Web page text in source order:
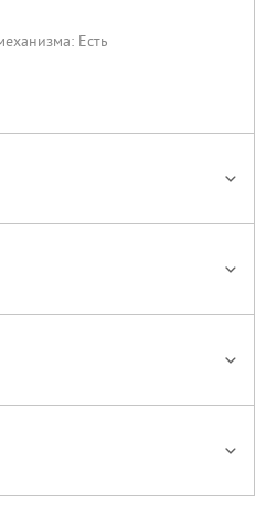
Есть